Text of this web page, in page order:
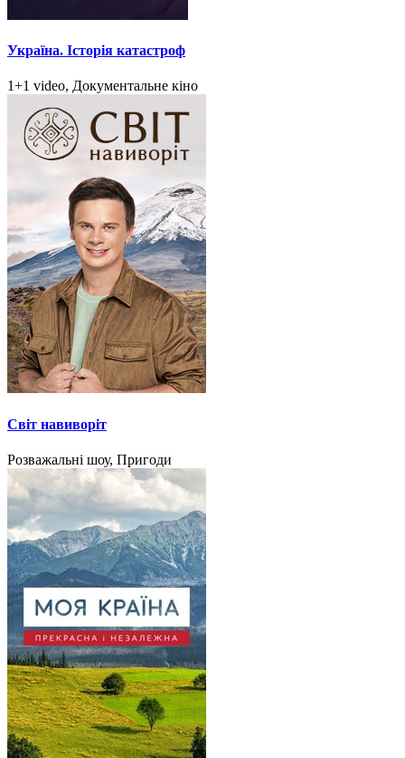
Україна. Історія катастроф
1+1 video, Документальне кіно
Світ навиворіт
Розважальні шоу, Пригоди